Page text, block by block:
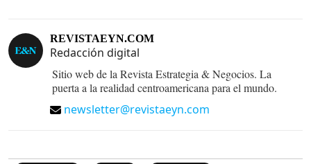
REVISTAEYN.COM
Redacción digital
Sitio web de la Revista Estrategia & Negocios. La
puerta a la realidad centroamericana para el mundo.
newsletter@revistaeyn.com